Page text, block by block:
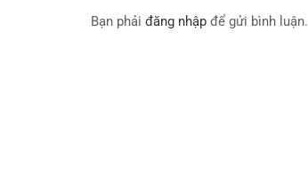
Bạn phải đăng nhập để gửi bình luận.